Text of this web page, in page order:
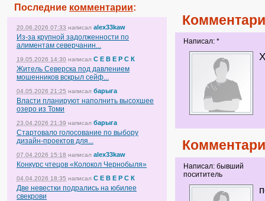
Последние комментарии:
20.06.2026 07:33 написал alex33kaw
Из-за крупной задолженности по
алиментам северчанин...
19.05.2026 14:30 написал С Е В Е Р С К
Житель Северска под давлением
мошенников вскрыл сейф...
04.05.2026 21:25 написал барыга
Власти планируют наполнить высохшее
озеро из Томи
23.04.2026 21:39 написал барыга
Стартовало голосование по выбору
дизайн-проектов для...
07.04.2026 15:18 написал alex33kaw
Конкурс чтецов «Колокол Чернобыля»
04.04.2026 18:35 написал С Е В Е Р С К
Две невестки подрались на юбилее
свекрови
Написал: *
Написал: бывший
посититель